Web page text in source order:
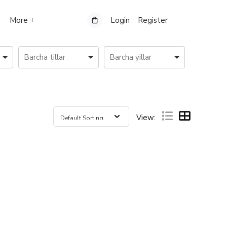
More Login Register
View: